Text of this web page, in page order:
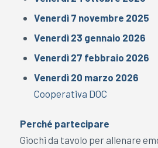
Venerdì 7 novembre 2025
Venerdì 23 gennaio 2026
Venerdì 27 febbraio 2026
Venerdì 20 marzo 2026
Cooperativa DOC
Perché partecipare
Giochi da tavolo per allenare